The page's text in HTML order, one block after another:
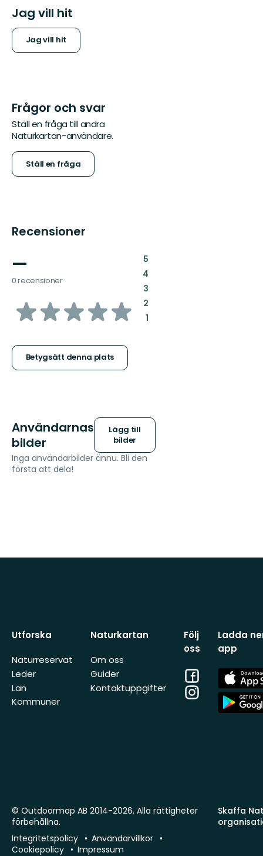
Jag vill hit
Jag vill hit
Frågor och svar
Ställ en fråga till andra
Naturkartan-användare.
Ställ en fråga
Recensioner
—
0 recensioner
av
stjärnor
Betygsätt denna plats
5:
4:
3:
2:
1:
Användarnas
bilder
Lägg till
bilder
Inga användarbilder ännu. Bli den
första att dela!
Utforska
Naturreservat
Leder
Län
Kommuner
Naturkartan
Om oss
Guider
Kontaktuppgifter
Följ
oss
Facebook
Instagram
Ladda
app
App
Store
App
Store
Skaffa
© Outdoormap AB 2014-2026. Alla rättigheter
förbehållna.
Integritetspolicy
Användarvillkor
Cookiepolicy
Impressum